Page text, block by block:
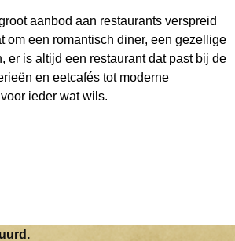
aanbod aan restaurants verspreid
om een romantisch diner, een gezellige
er is altijd een restaurant dat past bij de
en eetcafés tot moderne
ieder wat wils.
in de buurt, bijvoorbeeld in